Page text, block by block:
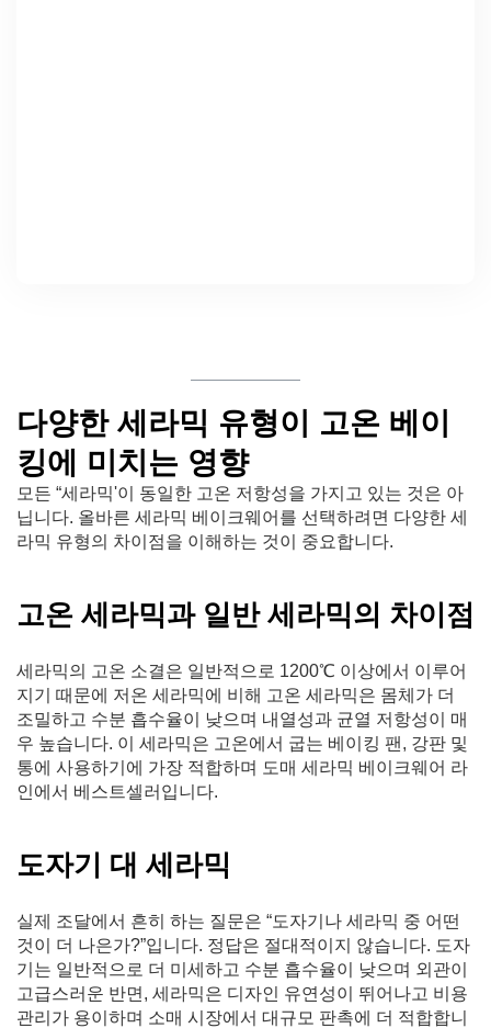
다양한 세라믹 유형이 고온 베이
킹에 미치는 영향
모든 “세라믹'이 동일한 고온 저항성을 가지고 있는 것은 아
닙니다. 올바른 세라믹 베이크웨어를 선택하려면 다양한 세
라믹 유형의 차이점을 이해하는 것이 중요합니다.
고온 세라믹과 일반 세라믹의 차이점
세라믹의 고온 소결은 일반적으로 1200℃ 이상에서 이루어
지기 때문에 저온 세라믹에 비해 고온 세라믹은 몸체가 더
조밀하고 수분 흡수율이 낮으며 내열성과 균열 저항성이 매
우 높습니다. 이 세라믹은 고온에서 굽는 베이킹 팬, 강판 및
통에 사용하기에 가장 적합하며 도매 세라믹 베이크웨어 라
인에서 베스트셀러입니다.
도자기 대 세라믹
실제 조달에서 흔히 하는 질문은 “도자기나 세라믹 중 어떤
것이 더 나은가?”입니다. 정답은 절대적이지 않습니다. 도자
기는 일반적으로 더 미세하고 수분 흡수율이 낮으며 외관이
고급스러운 반면, 세라믹은 디자인 유연성이 뛰어나고 비용
관리가 용이하며 소매 시장에서 대규모 판촉에 더 적합합니